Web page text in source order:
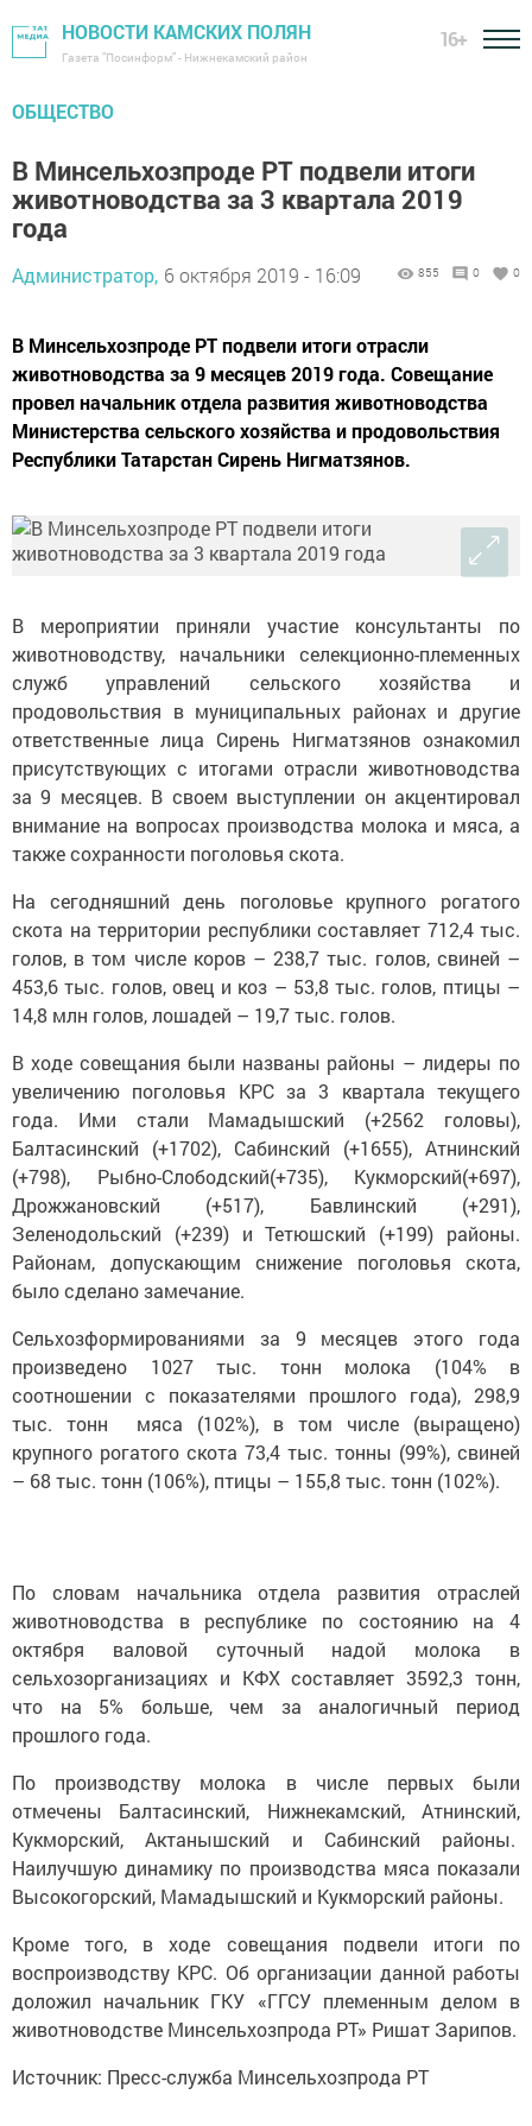
НОВОСТИ КАМСКИХ ПОЛЯН
Газета "Посинформ" - Нижнекамский район
16+
ОБЩЕСТВО
В Минсельхозпроде РТ подвели итоги
животноводства за 3 квартала 2019
года
Администратор, 6 октября 2019 - 16:09 855 0 0
В Минсельхозпроде РТ подвели итоги отрасли
животноводства за 9 месяцев 2019 года. Совещание
провел начальник отдела развития животноводства
Министерства сельского хозяйства и продовольствия
Республики Татарстан Сирень Нигматзянов.
В мероприятии приняли участие консультанты по
животноводству, начальники селекционно-племенных
служб управлений сельского хозяйства и
продовольствия в муниципальных районах и другие
ответственные лица Сирень Нигматзянов ознакомил
присутствующих с итогами отрасли животноводства
за 9 месяцев. В своем выступлении он акцентировал
внимание на вопросах производства молока и мяса, а
также сохранности поголовья скота.
На сегодняшний день поголовье крупного рогатого
скота на территории республики составляет 712,4 тыс.
голов, в том числе коров – 238,7 тыс. голов, свиней –
453,6 тыс. голов, овец и коз – 53,8 тыс. голов, птицы –
14,8 млн голов, лошадей – 19,7 тыс. голов.
В ходе совещания были названы районы – лидеры по
увеличению поголовья КРС за 3 квартала текущего
года. Ими стали Мамадышский (+2562 головы),
Балтасинский (+1702), Сабинский (+1655), Атнинский
(+798), Рыбно-Слободский(+735), Кукморский(+697),
Дрожжановский (+517), Бавлинский (+291),
Зеленодольский (+239) и Тетюшский (+199) районы.
Районам, допускающим снижение поголовья скота,
было сделано замечание.
Сельхозформированиями за 9 месяцев этого года
произведено 1027 тыс. тонн молока (104% в
соотношении с показателями прошлого года), 298,9
тыс. тонн мяса (102%), в том числе (выращено)
крупного рогатого скота 73,4 тыс. тонны (99%), свиней
– 68 тыс. тонн (106%), птицы – 155,8 тыс. тонн (102%).
По словам начальника отдела развития отраслей
животноводства в республике по состоянию на 4
октября валовой суточный надой молока в
сельхозорганизациях и КФХ составляет 3592,3 тонн,
что на 5% больше, чем за аналогичный период
прошлого года.
По производству молока в числе первых были
отмечены Балтасинский, Нижнекамский, Атнинский,
Кукморский, Актанышский и Сабинский районы.
Наилучшую динамику по производства мяса показали
Высокогорский, Мамадышский и Кукморский районы.
Кроме того, в ходе совещания подвели итоги по
воспроизводству КРС. Об организации данной работы
доложил начальник ГКУ «ГГСУ племенным делом в
животноводстве Минсельхозпрода РТ» Ришат Зарипов.
Источник: Пресс-служба Минсельхозпрода РТ